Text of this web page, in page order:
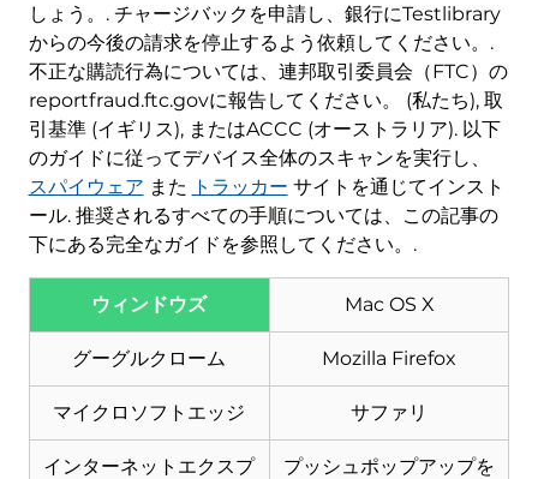
しょう。. チャージバックを申請し、銀行にTestlibrary
からの今後の請求を停止するよう依頼してください。.
不正な購読行為については、連邦取引委員会（FTC）の
reportfraud.ftc.govに報告してください。 (私たち), 取
引基準 (イギリス), またはACCC (オーストラリア). 以下
のガイドに従ってデバイス全体のスキャンを実行し、
スパイウェア また トラッカー サイトを通じてインスト
ール. 推奨されるすべての手順については、この記事の
下にある完全なガイドを参照してください。.
ウィンドウズ Mac OS X
グーグルクローム Mozilla Firefox
マイクロソフトエッジ サファリ
インターネットエクスプ
プッシュポップアップを
ダウンロード